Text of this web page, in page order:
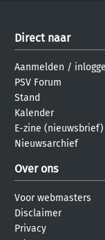
Direct naar
Aanmelden /
PSV Forum
Stand
Kalender
E-zine (nieuwsbrief)
Nieuwsarchief
Over ons
Voor webmasters
Disclaimer
Privacy